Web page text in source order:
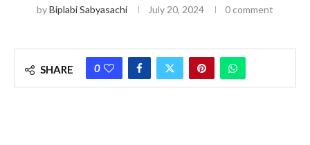
byBiplabi Sabyasachi July 20, 2024 0 comment
SHARE 0